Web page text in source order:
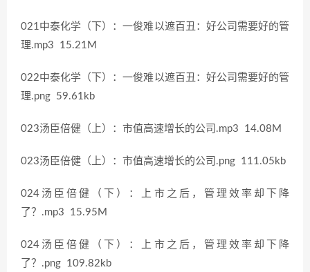
021中泰化学（下）：一俊难以遮百丑：好公司需要好的管
理.mp3 15.21M
022中泰化学（下）：一俊难以遮百丑：好公司需要好的管
理.png 59.61kb
023汤臣倍健（上）：市值高速增长的公司.mp3 14.08M
023汤臣倍健（上）：市值高速增长的公司.png 111.05kb
024汤臣倍健（下）：上市之后，管理效率却下降
了？.mp3 15.95M
024汤臣倍健（下）：上市之后，管理效率却下降
了？.png 109.82kb